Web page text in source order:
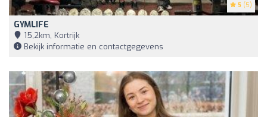
5 (5)
GYMLIFE
15,2km, Kortrijk
Bekijk informatie en contactgegevens